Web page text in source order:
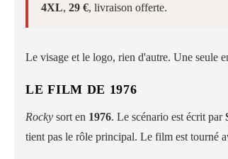
4XL, 29 €, livraison offerte.
Le visage et le logo, rien d'autre. Une seule
LE FILM DE 1976
Rocky sort en 1976. Le scénario est écrit par
tient pas le rôle principal. Le film est tourné